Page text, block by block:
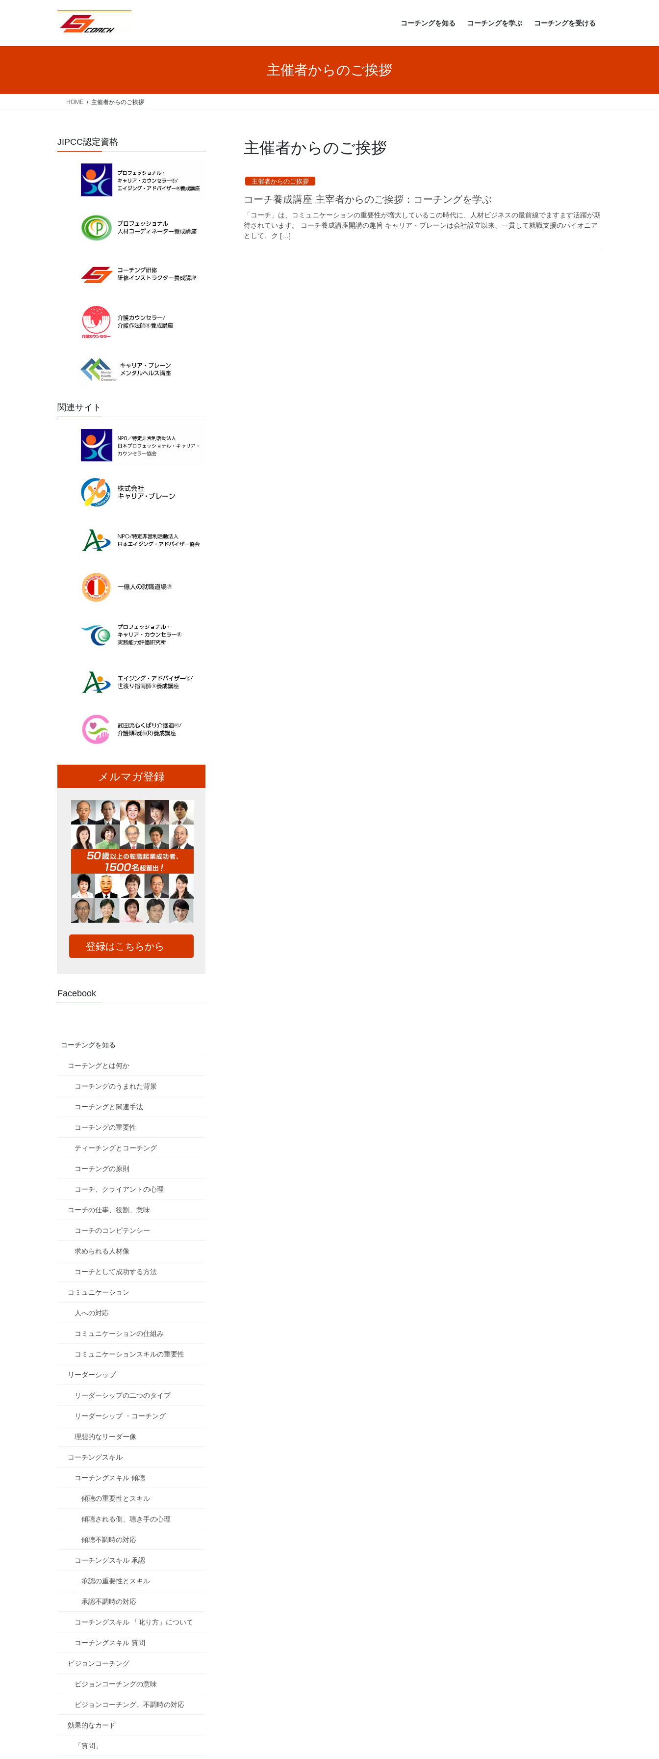
コーチングを知る コーチングを学ぶ コーチングを受ける
主催者からのご挨拶
HOME 主催者からのご挨拶
主催者からのご挨拶
主催者からのご挨拶
コーチ養成講座 主宰者からのご挨拶：コーチングを学ぶ
「コーチ」は、コミュニケーションの重要性が増大しているこの時代に、人材ビジネスの最前線でますます活躍が期
待されています。 コーチ養成講座開講の趣旨 キャリア・ブレーンは会社設立以来、一貫して就職支援のパイオニア
として、ク […]
JIPCC認定資格
関連サイト
メルマガ登録
登録はこちらから
Facebook
コーチングを知る
コーチングとは何か
コーチングのうまれた背景
コーチングと関連手法
コーチングの重要性
ティーチングとコーチング
コーチングの原則
コーチ、クライアントの心理
コーチの仕事、役割、意味
コーチのコンピテンシー
求められる人材像
コーチとして成功する方法
コミュニケーション
人への対応
コミュニケーションの仕組み
コミュニケーションスキルの重要性
リーダーシップ
リーダーシップの二つのタイプ
リーダーシップ ・コーチング
理想的なリーダー像
コーチングスキル
コーチングスキル 傾聴
傾聴の重要性とスキル
傾聴される側、聴き手の心理
傾聴不調時の対応
コーチングスキル 承認
承認の重要性とスキル
承認不調時の対応
コーチングスキル 「叱り方」について
コーチングスキル 質問
ビジョンコーチング
ビジョンコーチングの意味
ビジョンコーチング、不調時の対応
効果的なカード
「質問」